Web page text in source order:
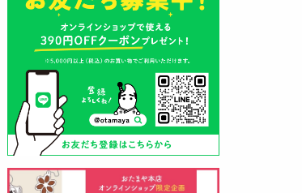
山形酒蔵の今期新粕を低温でじっ
くりと熟成させて、とろり漬け込
まみをしっかりと引き出して出来